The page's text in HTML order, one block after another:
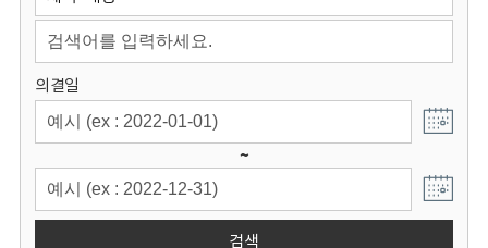
회
의결일
~
검색